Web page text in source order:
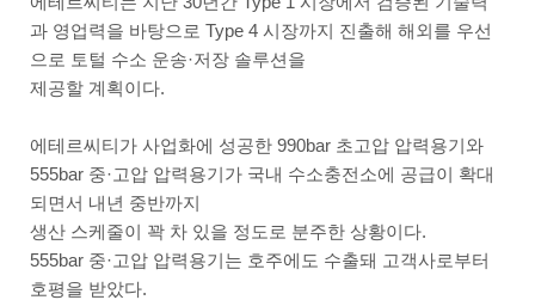
과 영업력을 바탕으로 Type 4 시장까지 진출해 해외를 우선
으로 토털 수소 운송·저장 솔루션을
제공할 계획이다.
에테르씨티가 사업화에 성공한 990bar 초고압 압력용기와
555bar 중·고압 압력용기가 국내 수소충전소에 공급이 확대
되면서 내년 중반까지
생산 스케줄이 꽉 차 있을 정도로 분주한 상황이다.
555bar 중·고압 압력용기는 호주에도 수출돼 고객사로부터
호평을 받았다.